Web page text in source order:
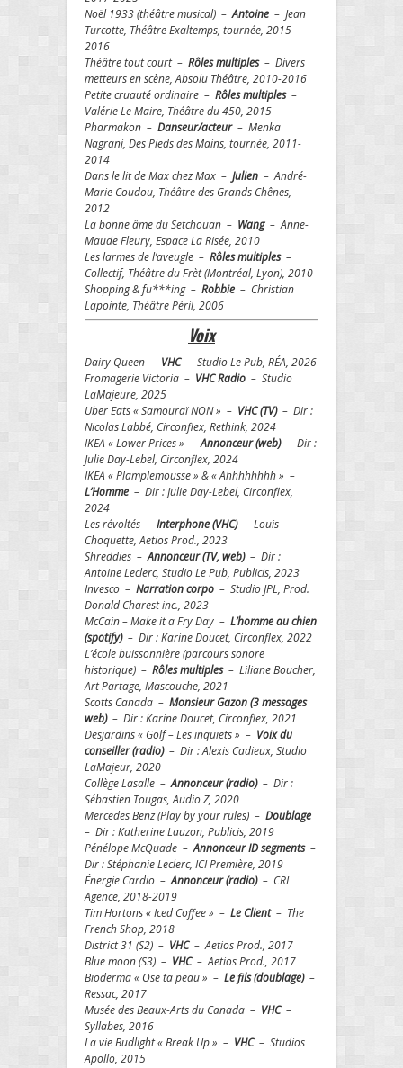
Noël 1933 (théâtre musical) –Antoine – Jean
Turcotte, Théâtre Exaltemps, tournée, 2015-
2016
Théâtre tout court – Rôles multiples – Divers
metteurs en scène, Absolu Théâtre, 2010-2016
Petite cruauté ordinaire – Rôles multiples –
Valérie Le Maire, Théâtre du 450, 2015
Pharmakon – Danseur/acteur– Menka
Nagrani, Des Pieds des Mains, tournée, 2011-
2014
Dans le lit de Max chez Max – Julien – André-
Marie Coudou, Théâtre des Grands Chênes,
2012
La bonne âme du Setchouan – Wang– Anne-
Maude Fleury, Espace La Risée, 2010
Les larmes de l’aveugle – Rôles multiples –
Collectif, Théâtre du Frèt (Montréal, Lyon), 2010
Shopping & fu***ing – Robbie – Christian
Lapointe, Théâtre Péril, 2006
Voix
Dairy Queen – VHC– Studio Le Pub, RÉA, 2026
Fromagerie Victoria – VHC Radio – Studio
LaMajeure, 2025
Uber Eats « Samouraï NON » – VHC (TV)– Dir :
Nicolas Labbé, Circonflex, Rethink, 2024
IKEA « Lower Prices » –Annonceur (web)– Dir :
Julie Day-Lebel, Circonflex, 2024
IKEA « Plamplemousse » & « Ahhhhhhhh » –
L’Homme – Dir : Julie Day-Lebel, Circonflex,
2024
Les révoltés – Interphone (VHC) – Louis
Choquette, Aetios Prod., 2023
Shreddies –Annonceur (TV, web) – Dir :
Antoine Leclerc, Studio Le Pub, Publicis, 2023
Invesco – Narration corpo – Studio JPL, Prod.
Donald Charest inc., 2023
McCain – Make it a Fry Day – L’homme au chien
(spotify) – Dir : Karine Doucet, Circonflex, 2022
L’école buissonnière (parcours sonore
historique) – Rôles multiples – Liliane Boucher,
Art Partage, Mascouche, 2021
Scotts Canada – Monsieur Gazon (3 messages
web) – Dir : Karine Doucet, Circonflex, 2021
Desjardins « Golf – Les inquiets » – Voix du
conseiller (radio)– Dir : Alexis Cadieux, Studio
LaMajeur, 2020
Collège Lasalle –Annonceur (radio)– Dir :
Sébastien Tougas, Audio Z, 2020
Mercedes Benz (Play by your rules) – Doublage
– Dir : Katherine Lauzon, Publicis, 2019
Pénélope McQuade –Annonceur ID segments –
Dir : Stéphanie Leclerc, ICI Première, 2019
Énergie Cardio –Annonceur (radio) – CRI
Agence, 2018-2019
Tim Hortons « Iced Coffee » – Le Client – The
French Shop, 2018
District 31 (S2) – VHC – Aetios Prod., 2017
Blue moon (S3) – VHC – Aetios Prod., 2017
Bioderma « Ose ta peau » – Le fils (doublage) –
Ressac, 2017
Musée des Beaux-Arts du Canada – VHC –
Syllabes, 2016
La vie Budlight « Break Up » – VHC – Studios
Apollo, 2015